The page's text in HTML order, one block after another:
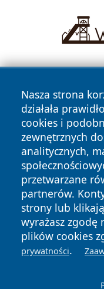
Nasza strona
działała
cookies i
zewnętrznych
analitycznych,
przetwarzane
partnerów.
strony lub
wyrażasz zgodę
plików cookies
prywatności.
Copyright © 2026
zastrzeżone.
News Autorzy